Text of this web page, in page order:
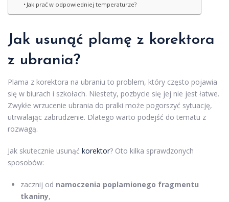
Jak prać w odpowiedniej temperaturze?
Jak usunąć plamę z korektora
z ubrania?
Plama z korektora na ubraniu to problem, który często pojawia
się w biurach i szkołach. Niestety, pozbycie się jej nie jest łatwe.
Zwykłe wrzucenie ubrania do pralki może pogorszyć sytuację,
utrwalając zabrudzenie. Dlatego warto podejść do tematu z
rozwagą.
Jak skutecznie usunąć korektor? Oto kilka sprawdzonych
sposobów:
zacznij od namoczenia poplamionego fragmentu
tkaniny,